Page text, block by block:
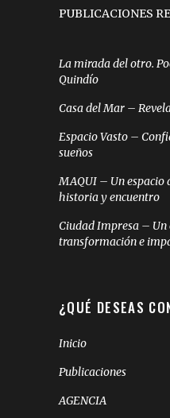
PUBLICACIONES
La mirada del otro.
Quindío
Casa del Mar –
Espacio Vasto –
sueños
MAQUI – Un espacio
historia y encuentro
Ciudad Impresa – Un
transformación e
¿QUÉ DESEAS
Inicio
Publicaciones
AGENCIA